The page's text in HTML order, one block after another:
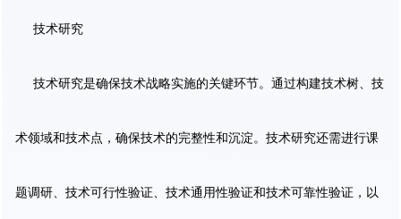
技术研究
技术研究是确保技术战略实施的关键环节。通过构建技术树、技
术领域和技术点，确保技术的完整性和沉淀。技术研究还需进行课
题调研、技术可行性验证、技术通用性验证和技术可靠性验证，以